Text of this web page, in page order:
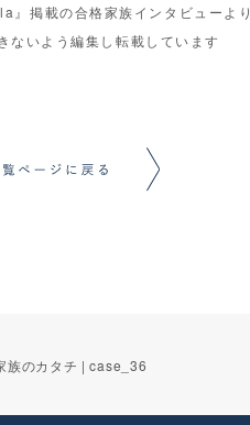
』掲載の合格家族インタビューより
ないよう編集し転載しています
族のカタチ | case_36